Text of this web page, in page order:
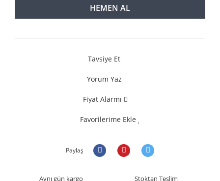
HEMEN AL
Tavsiye Et
Yorum Yaz
Fiyat Alarmı
Favorilerime Ekle
Paylaş
Aynı gün kargo Stoktan Teslim